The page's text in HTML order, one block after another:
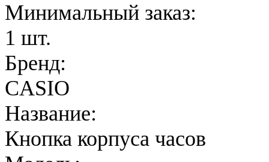
Минимальный заказ:
1 шт.
Бренд:
CASIO
Название:
Кнопка корпуса часов